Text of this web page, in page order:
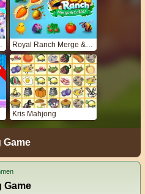
Kris Mahjong
Game
Game